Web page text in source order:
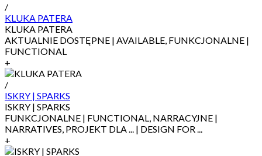
/
KLUKA PATERA
KLUKA PATERA
AKTUALNIE DOSTĘPNE | AVAILABLE, FUNKCJONALNE |
FUNCTIONAL
+
/
ISKRY | SPARKS
ISKRY | SPARKS
FUNKCJONALNE | FUNCTIONAL, NARRACYJNE |
NARRATIVES, PROJEKT DLA ... | DESIGN FOR ...
+